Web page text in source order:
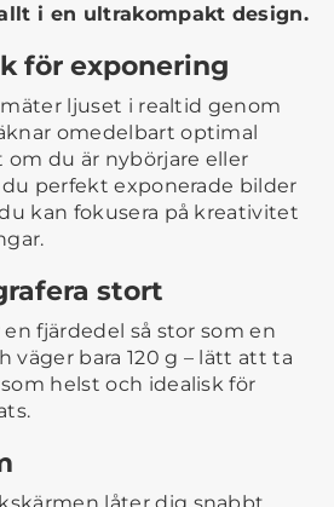
i en ultrakompakt design.
för exponering
mäter ljuset i realtid genom
omedelbart optimal
om du är nybörjare eller
perfekt exponerade bilder
kan fokusera på kreativitet
stort
en fjärdedel så stor som en
väger bara 120 g – lätt att ta
helst och idealisk för